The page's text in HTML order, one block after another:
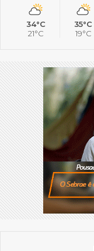
34°C
21°C
35°C
19°C